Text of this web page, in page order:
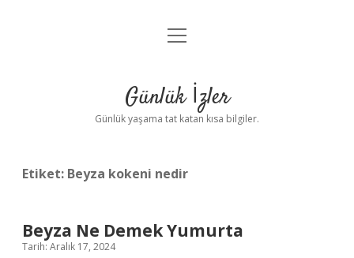
Anasayfa
Yasal Uyarı
menüyü
Günlük İzler
Günlük yaşama tat katan kısa bilgiler.
Etiket: Beyza kokeni nedir
Beyza Ne Demek Yumurta
Tarih: Aralık 17, 2024